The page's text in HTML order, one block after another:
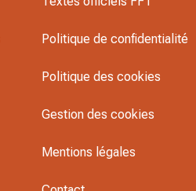
Politique de confidentialité
Politique des cookies
Gestion des cookies
Mentions légales